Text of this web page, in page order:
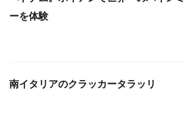
ーを体験
南イタリアのクラッカータラッリ